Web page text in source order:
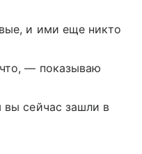
и ими еще никто
— показываю
сейчас зашли в